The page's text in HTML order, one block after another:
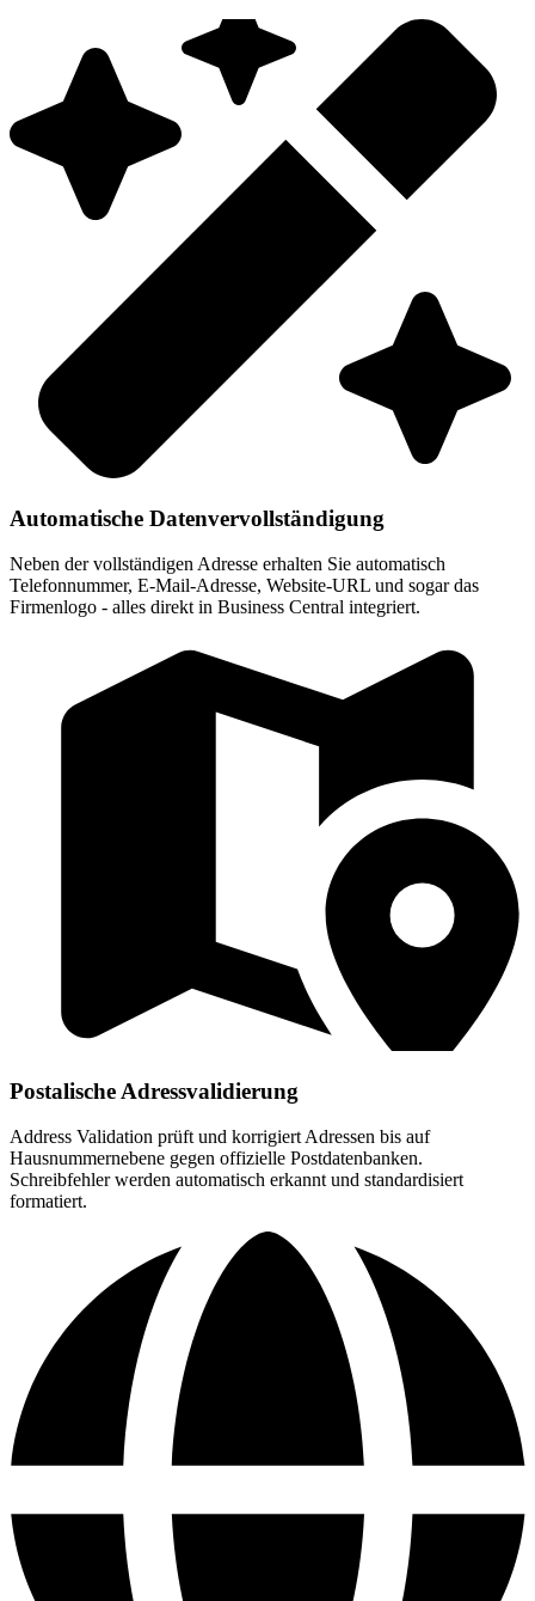
Automatische Datenvervollständigung
Neben der vollständigen Adresse erhalten Sie automatisch
Telefonnummer, E-Mail-Adresse, Website-URL und sogar das
Firmenlogo - alles direkt in Business Central integriert.
Postalische Adressvalidierung
Address Validation prüft und korrigiert Adressen bis auf
Hausnummernebene gegen offizielle Postdatenbanken.
Schreibfehler werden automatisch erkannt und standardisiert
formatiert.